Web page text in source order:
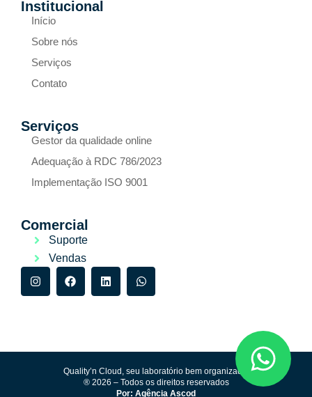
Institucional
Início
Sobre nós
Serviços
Contato
Serviços
Gestor da qualidade online
Adequação à RDC 786/2023
Implementação ISO 9001
Comercial
Suporte
Vendas
Quality’n Cloud, seu laboratório bem organizado.
® 2026 – Todos os direitos reservados
Por: Agência Ascod